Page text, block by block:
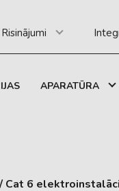
Risinājumi
APARATŪRA
/ Cat 6